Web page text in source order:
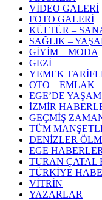
VİDEO GALERİ
FOTO GALERİ
KÜLTÜR –
SAĞLIK –
GİYİM – MODA
GEZİ
YEMEK
OTO – EMLAK
EGE’DE YAŞAM
İZMİR
GEÇMİŞ
TÜM
DENİZLER
EGE
TURAN ÇATAL
TÜRKİYE
VİTRİN
YAZARLAR